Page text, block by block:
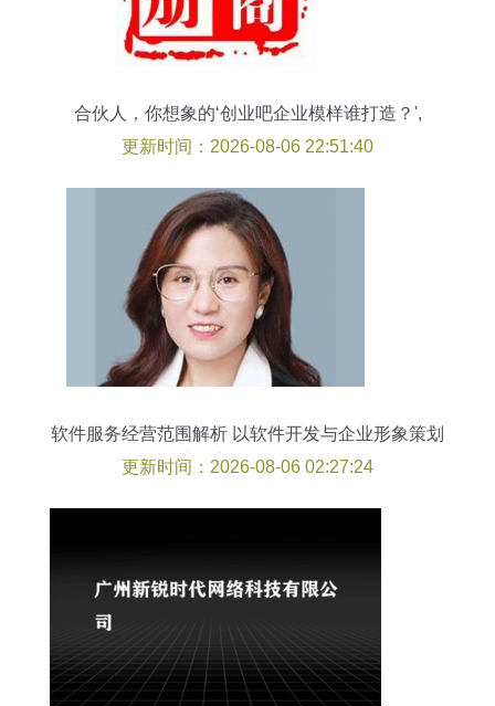
合伙人，你想象的‘创业吧企业模样谁打造？',
更新时间：2026-08-06 22:51:40
软件服务经营范围解析 以软件开发与企业形象策划
为核心的价值延伸
更新时间：2026-08-06 02:27:24